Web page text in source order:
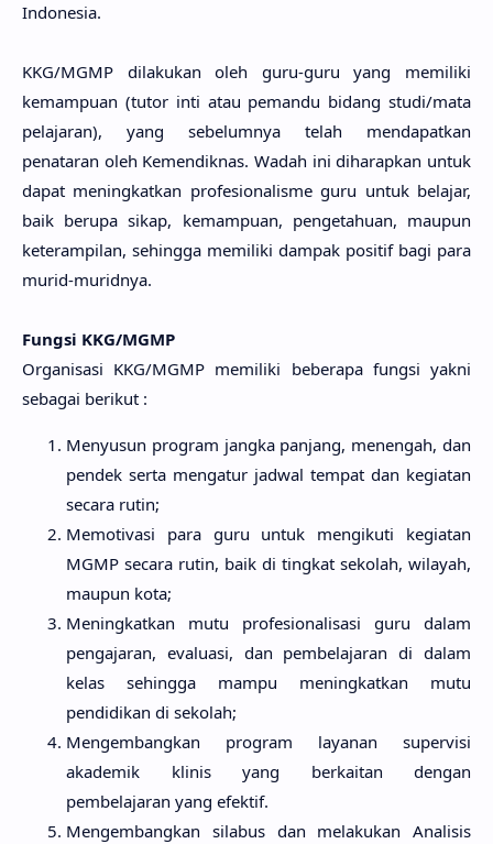
Indonesia.
KKG/MGMP dilakukan oleh guru-guru yang memiliki
kemampuan (tutor inti atau pemandu bidang studi/mata
pelajaran), yang sebelumnya telah mendapatkan
penataran oleh Kemendiknas. Wadah ini diharapkan untuk
dapat meningkatkan profesionalisme guru untuk belajar,
baik berupa sikap, kemampuan, pengetahuan, maupun
keterampilan, sehingga memiliki dampak positif bagi para
murid-muridnya.
Fungsi KKG/MGMP
Organisasi KKG/MGMP memiliki beberapa fungsi yakni
sebagai berikut :
Menyusun program jangka panjang, menengah, dan
pendek serta mengatur jadwal tempat dan kegiatan
secara rutin;
Memotivasi para guru untuk mengikuti kegiatan
MGMP secara rutin, baik di tingkat sekolah, wilayah,
maupun kota;
Meningkatkan mutu profesionalisasi guru dalam
pengajaran, evaluasi, dan pembelajaran di dalam
kelas sehingga mampu meningkatkan mutu
pendidikan di sekolah;
Mengembangkan program layanan supervisi
akademik klinis yang berkaitan dengan
pembelajaran yang efektif.
Mengembangkan silabus dan melakukan Analisis